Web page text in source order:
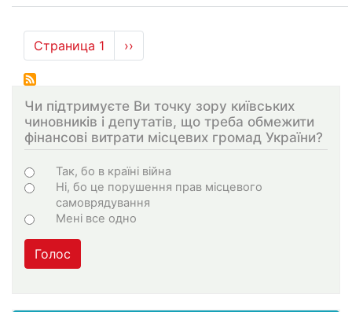
Нумерация
страниц
Страница 1
Следующая
страница
››
Чи підтримуєте Ви точку зору київських
чиновників і депутатів, що треба обмежити
фінансові витрати місцевих громад України?
Choices
Так, бо в країні війна
Ні, бо це порушення прав місцевого
самоврядування
Мені все одно
Голос